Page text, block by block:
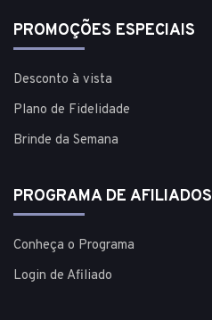
PROMOÇÕES ESPECIAIS
Desconto à vista
Plano de Fidelidade
Brinde da Semana
PROGRAMA DE AFILIADOS
Conheça o Programa
Login de Afiliado